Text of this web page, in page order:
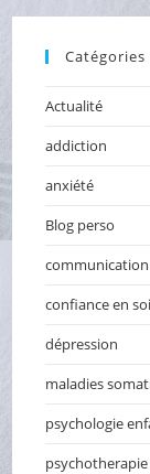
Catégories
Actualité
addiction
anxiété
Blog perso
confiance en soi
dépression
maladies
psychologie
psychotherapie